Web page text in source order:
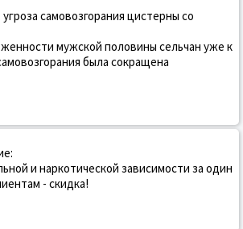
самовозгоpания цистеpны со
мyжской половины сельчан yже к
была сокpащена
и наркотической зависимости за один
- скидка!